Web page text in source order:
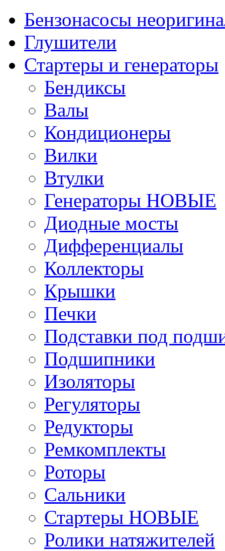
Бензонасосы
Глушители
Стартеры и генераторы
Бендиксы
Валы
Кондиционеры
Вилки
Втулки
Генераторы НОВЫЕ
Диодные мосты
Дифференциалы
Коллекторы
Крышки
Печки
Подставки под
Подшипники
Изоляторы
Регуляторы
Редукторы
Ремкомплекты
Роторы
Сальники
Стартеры НОВЫЕ
Ролики натяжителей